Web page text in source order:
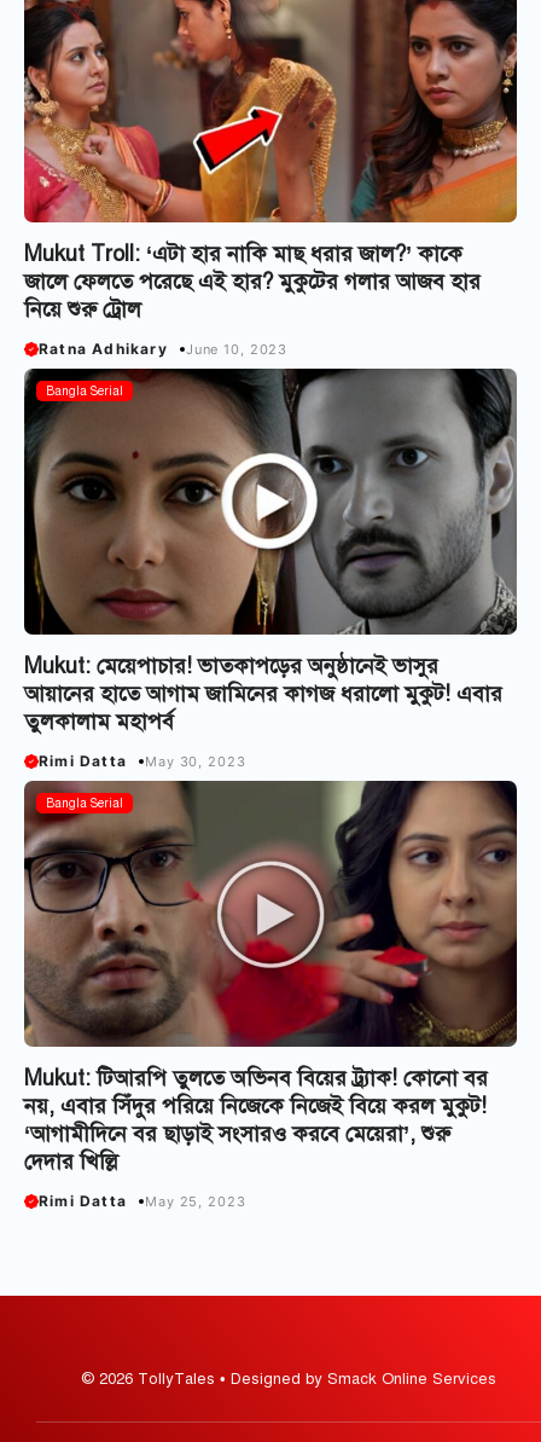
Mukut Troll: ‘এটা হার নাকি মাছ ধরার জাল?’ কাকে
জালে ফেলতে পরেছে এই হার? মুকুটের গলার আজব হার
নিয়ে শুরু ট্রোল
Ratna Adhikary June 10, 2023
Bangla Serial
Mukut: মেয়েপাচার! ভাতকাপড়ের অনুষ্ঠানেই ভাসুর
আয়ানের হাতে আগাম জামিনের কাগজ ধরালো মুকুট! এবার
তুলকালাম মহাপর্ব
Rimi Datta May 30, 2023
Bangla Serial
Mukut: টিআরপি তুলতে অভিনব বিয়ের ট্র্যাক! কোনো বর
নয়, এবার সিঁদুর পরিয়ে নিজেকে নিজেই বিয়ে করল মুকুট!
‘আগামীদিনে বর ছাড়াই সংসারও করবে মেয়েরা’, শুরু
দেদার খিল্লি
Rimi Datta May 25, 2023
© 2026 TollyTales • Designed by Smack Online Services